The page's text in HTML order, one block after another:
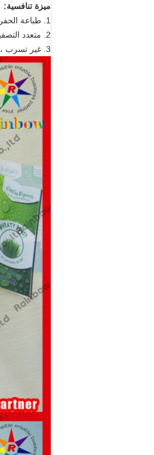
ميزة تنافسية:
1. طباعة الحفر تصل إلى 10 ألوان ، والطباعة مشرق وحية.
2. متعدد التصفيح اختياري لأداء الحواجز العالية ضد الضوء والأكسجين والرطوبة وثقب
3. غير تسرب ، غير الكسر ، غير الملوثة ، المياه واقية ، oil- resistance.ect